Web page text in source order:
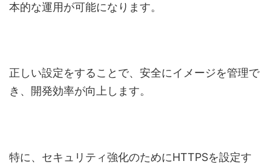
本的な運用が可能になります。
正しい設定をすることで、安全にイメージを管理で
き、開発効率が向上します。
特に、セキュリティ強化のためにHTTPSを設定す